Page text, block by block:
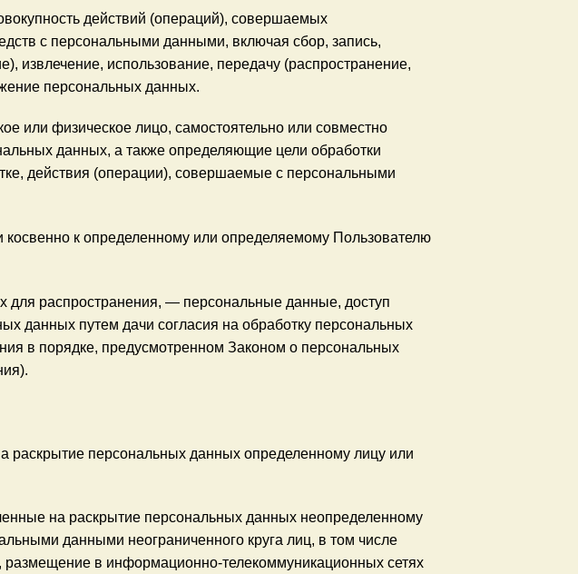
действий (операций), совершаемых
с персональными данными, включая сбор, запись,
извлечение, использование, передачу (распространение,
персональных данных.
или физическое лицо, самостоятельно или совместно
данных, а также определяющие цели обработки
действия (операции), совершаемые с персональными
к определенному или определяемому Пользователю
распространения, — персональные данные, доступ
данных путем дачи согласия на обработку персональных
в порядке, предусмотренном Законом о персональных
персональных данных определенному лицу или
на раскрытие персональных данных неопределенному
данными неограниченного круга лиц, в том числе
в информационно-телекоммуникационных сетях